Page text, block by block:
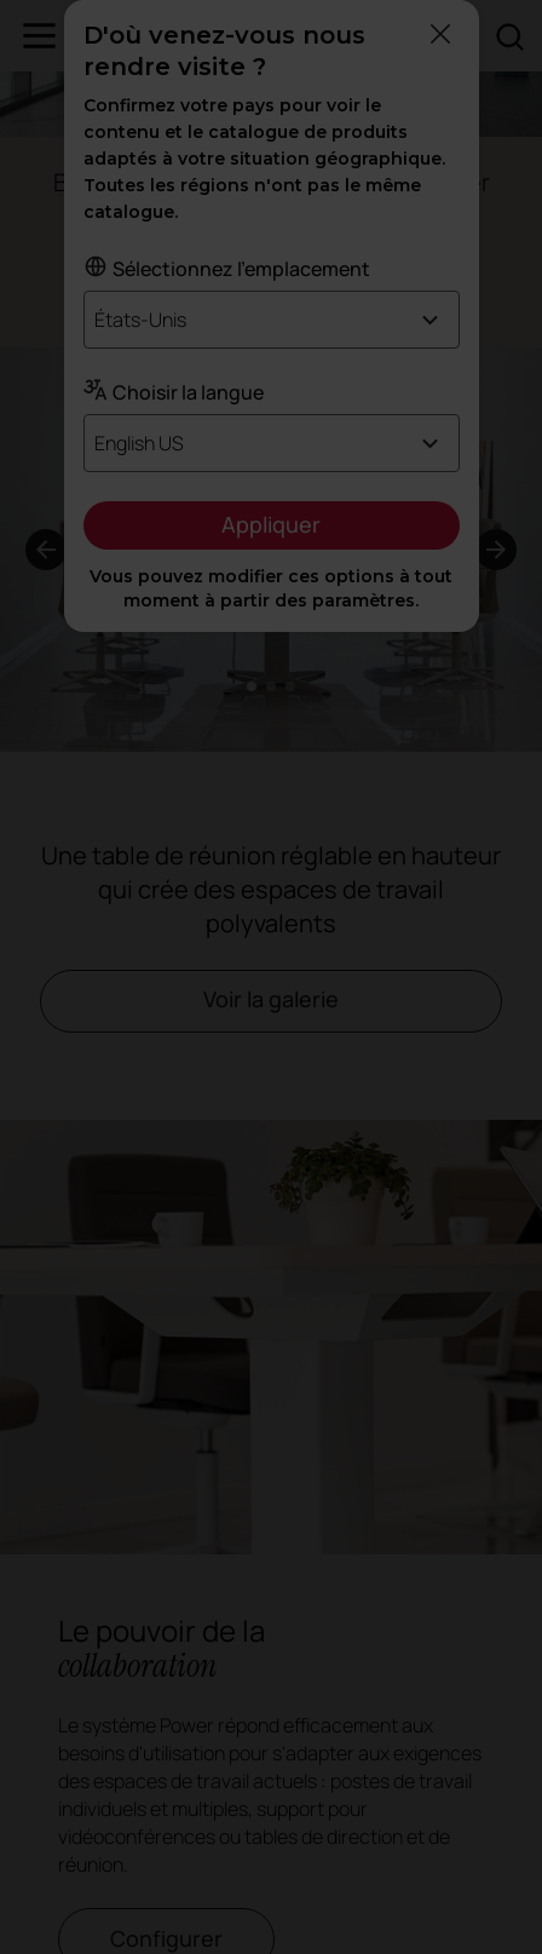
Bureaux assis-debout electrique Power
Une table de réunion réglable en hauteur
qui crée des espaces de travail
polyvalents
Voir la galerie
Le pouvoir de la
collaboration
Le système Power répond efficacement aux
besoins d'utilisation pour s'adapter aux exigences
des espaces de travail actuels : postes de travail
individuels et multiples, support pour
vidéoconférences ou tables de direction et de
réunion.
Configurer
D'où venez-vous nous
rendre visite ?
Confirmez votre pays pour voir le
contenu et le catalogue de produits
adaptés à votre situation géographique.
Toutes les régions n'ont pas le même
catalogue.
Sélectionnez l'emplacement
États-Unis
Choisir la langue
English US
Appliquer
Vous pouvez modifier ces options à tout
moment à partir des paramètres.